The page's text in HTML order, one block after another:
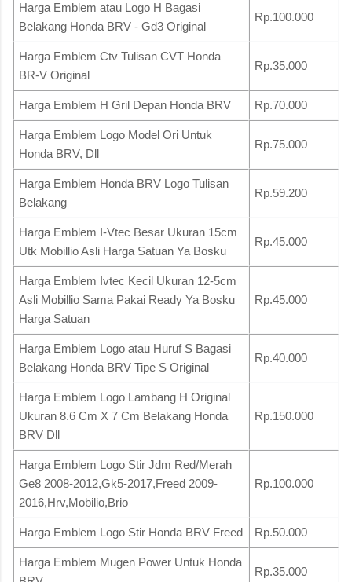
Harga Emblem atau Logo H Bagasi
Belakang Honda BRV - Gd3 Original
Rp.100.000
Harga Emblem Ctv Tulisan CVT Honda
BR-V Original
Rp.35.000
Harga Emblem H Gril Depan Honda BRV Rp.70.000
Harga Emblem Logo Model Ori Untuk
Honda BRV, Dll
Rp.75.000
Harga Emblem Honda BRV Logo Tulisan
Belakang
Rp.59.200
Harga Emblem I-Vtec Besar Ukuran 15cm
Utk Mobillio Asli Harga Satuan Ya Bosku
Rp.45.000
Harga Emblem Ivtec Kecil Ukuran 12-5cm
Asli Mobillio Sama Pakai Ready Ya Bosku
Harga Satuan
Rp.45.000
Harga Emblem Logo atau Huruf S Bagasi
Belakang Honda BRV Tipe S Original
Rp.40.000
Harga Emblem Logo Lambang H Original
Ukuran 8.6 Cm X 7 Cm Belakang Honda
BRV Dll
Rp.150.000
Harga Emblem Logo Stir Jdm Red/Merah
Ge8 2008-2012,Gk5-2017,Freed 2009-
2016,Hrv,Mobilio,Brio
Rp.100.000
Harga Emblem Logo Stir Honda BRV Freed Rp.50.000
Harga Emblem Mugen Power Untuk Honda
Rp.35.000